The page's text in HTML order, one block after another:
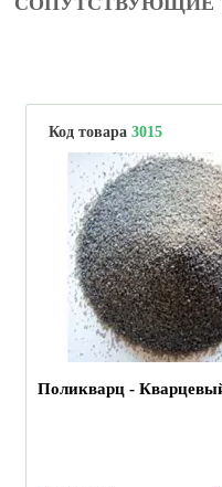
Код товара3015
Поликварц -